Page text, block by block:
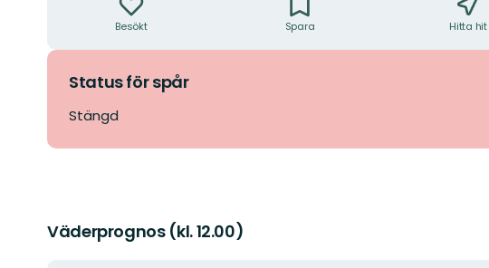
Besökt Spara Hitta hit
Status för spår
Stängd
Väderprognos (kl. 12.00)